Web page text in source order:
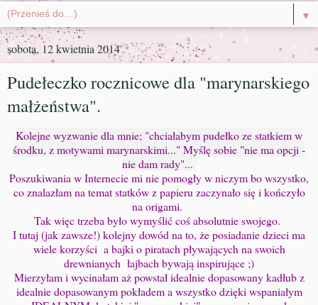
▼
sobota, 12 kwietnia 2014
Pudełeczko rocznicowe dla "marynarskiego
małżeństwa".
Kolejne wyzwanie dla mnie; "chciałabym pudełko ze statkiem w
środku, z motywami marynarskimi..." Myślę sobie "nie ma opcji -
nie dam rady"...
Poszukiwania w Internecie mi nie pomogły w niczym bo wszystko,
co znalazłam na temat statków z papieru zaczynało się i kończyło
na origami.
Tak więc trzeba było wymyślić coś absolutnie swojego.
I tutaj (jak zawsze!) kolejny dowód na to, że posiadanie dzieci ma
wiele korzyści a bajki o piratach pływających na swoich
drewnianych łajbach bywają inspirujące ;)
Mierzyłam i wycinałam aż powstał idealnie dopasowany kadłub z
idealnie dopasowanym pokładem a wszystko dzięki wspaniałym